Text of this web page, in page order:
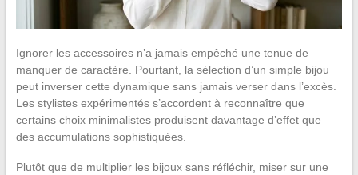
Ignorer les accessoires n’a jamais empêché une tenue de
manquer de caractère. Pourtant, la sélection d’un simple bijou
peut inverser cette dynamique sans jamais verser dans l’excès.
Les stylistes expérimentés s’accordent à reconnaître que
certains choix minimalistes produisent davantage d’effet que
des accumulations sophistiquées.
Plutôt que de multiplier les bijoux sans réfléchir, miser sur une